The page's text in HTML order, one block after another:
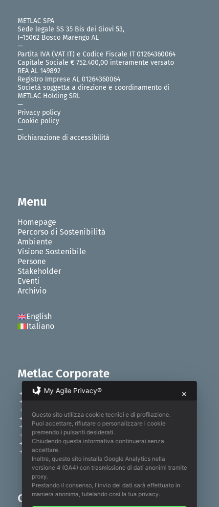
METLAC SPA
Sede legale SS 35 Bis dei Giovi 53,
I–15062 Bosco Marengo AL
—
Partita IVA (VAT IT) e Codice Fiscale IT 01264360064
Capitale Sociale € 752.400,00 interamente versato
REA AL 149892
Registro Imprese AL 01264360064
Società soggetta a direzione e coordinamento di
METLAC Holding SRL
—
Privacy policy
Cookie policy
—
Dichiarazione di accessibilità
Menu
Homepage
Percorso di Sostenibilità
Ambiente
Visione Sostenibile
Persone
Stakeholder
Eventi
Archivio
English
Italiano
Metlac Corporate
Home
Prodotti
Tecnologia
News
Legislazione
Certificazioni
Contatti
My Agile Privacy® ✕
Questo sito utilizza cookie tecnici e di profilazione.
Puoi accettare, rifiutare o personalizzare i cookie
premendo i pulsanti desiderati.
Chiudendo questa informativa continuerai senza
accettare.
Inoltre, questo sito installa Google Analytics nella
versione 4 (GA4) con trasmissione di dati anonimi tramite
proxy.
Prestando il consenso, l'invio dei dati sarà effettuato in
maniera anonima, tutelando così la tua privacy.